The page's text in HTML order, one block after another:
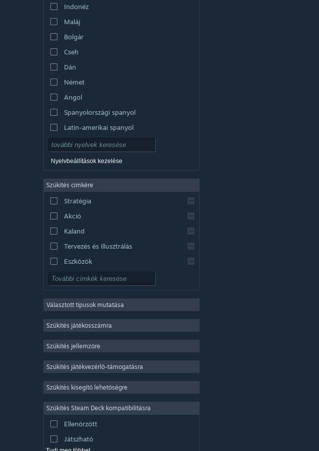
Indonéz
Maláj
Bolgár
Cseh
Dán
Német
Angol
Spanyolországi spanyol
Latin-amerikai spanyol
Nyelvbeállítások kezelése
Szűkítés címkére
Stratégia
Akció
Kaland
Tervezés és illusztrálás
Eszközök
Ingyenesen játszható
Sokszereplős többjátékos
Indie
Könnyed
Szimuláció
Videószerkesztés
Fényképszerkesztés
Választott típusok mutatása
Szűkítés játékosszámra
Szűkítés jellemzőre
Szűkítés játékvezérlő-támogatásra
Szűkítés kisegítő lehetőségre
Szűkítés Steam Deck kompatibilitásra
Ellenőrzött
Játszható